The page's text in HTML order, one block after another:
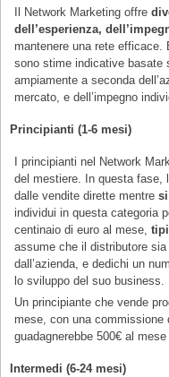
Il Network Marketing offre
dell’esperienza,
mantenere una rete efficace.
sono stime indicative basate
ampiamente a seconda
mercato, e dell’impegno
Principianti (1-6 mesi)
I principianti nel Network
del mestiere. In questa fase,
dalle vendite dirette mentre
individui in questa categoria
centinaio di euro al mese,
assume che il distributore
dall’azienda, e dedichi un
lo sviluppo del suo business.
Un principiante che vende
mese, con una
guadagnerebbe 500€ al
Intermedi (6-24 mesi)